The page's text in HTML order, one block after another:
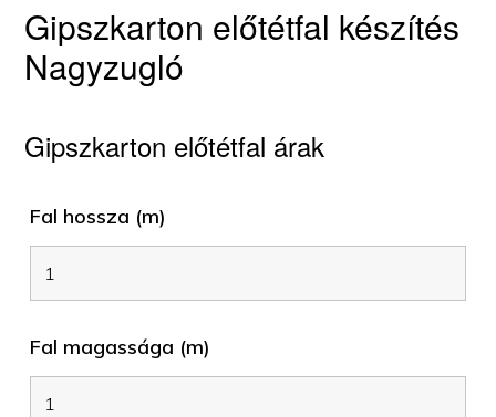
Gipszkarton előtétfal készítés
Nagyzugló
Gipszkarton előtétfal árak
Fal hossza (m)
Fal magassága (m)